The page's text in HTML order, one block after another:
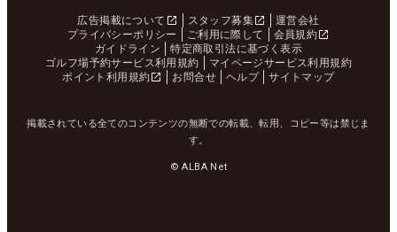
広告掲載について スタッフ募集
運営会社
プライバシーポリシー
ご利用に際して
会員規約
ガイドライン
特定商取引法に基づく表示
ゴルフ場予約サービス利用規約
マイページサービス利用規約
ポイント利用規約
お問合せ ヘルプ サイトマップ
掲載されている全てのコンテンツの無断での転載、転用、コピー等は禁じま
す。
© ALBA Net